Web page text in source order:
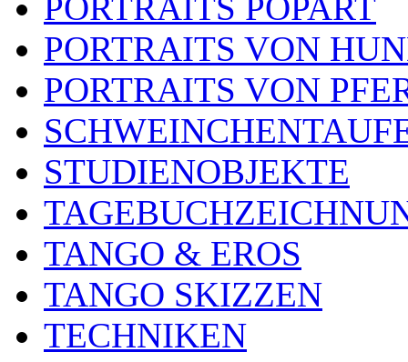
PORTRAITS POPART
PORTRAITS VON
PORTRAITS VON
STUDIENOBJEKTE
TANGO & EROS
TANGO SKIZZEN
TECHNIKEN